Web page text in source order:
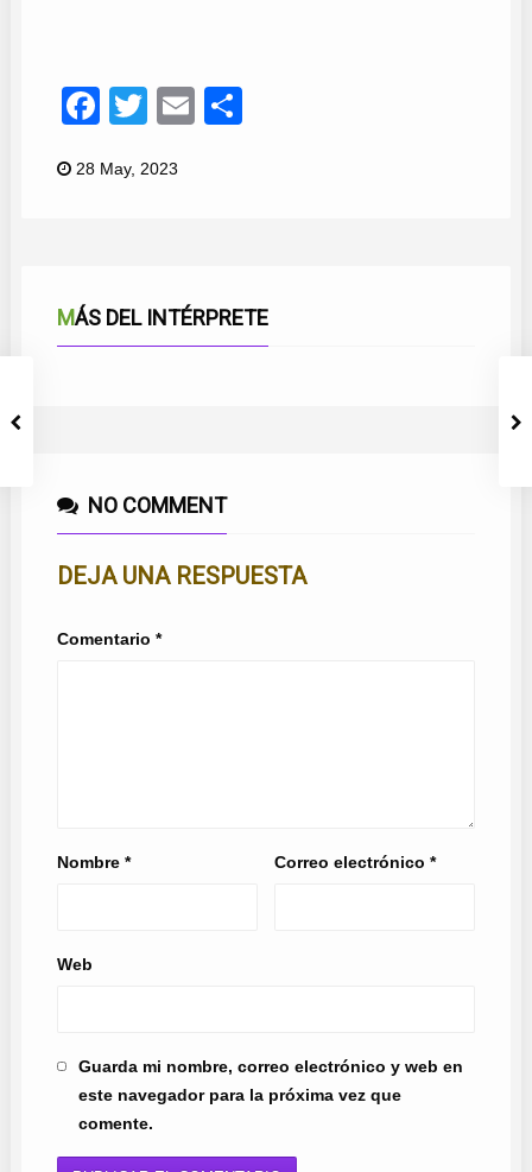
Facebook
TwitterEmail
28 May, 2023
MÁS DEL INTÉRPRETE
NO COMMENT
DEJA UNA RESPUESTA
Comentario *
Nombre * Correo electrónico*
Web
Guarda mi nombre, correo electrónico y web en
este navegador para la próxima vez que
comente.